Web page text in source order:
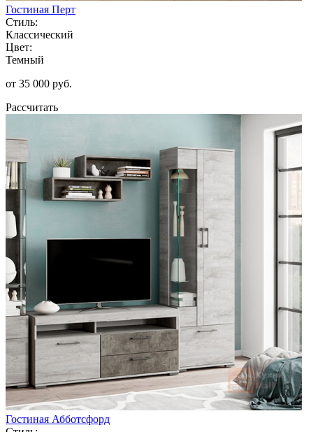
Гостиная Перт
Стиль:
Классический
Цвет:
Темный
от 35 000 руб.
Рассчитать
Гостиная Абботсфорд